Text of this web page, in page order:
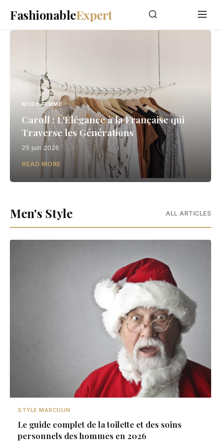
FashionableExpert
MODE FEMME
Caroll : L'Élégance à la Française qui
Traverse les Générations
25 juin 2026
READ MORE
Men's Style ALL ARTICLES
STYLE MASCULIN
Le guide complet de la toilette et des soins
personnels des hommes en 2026